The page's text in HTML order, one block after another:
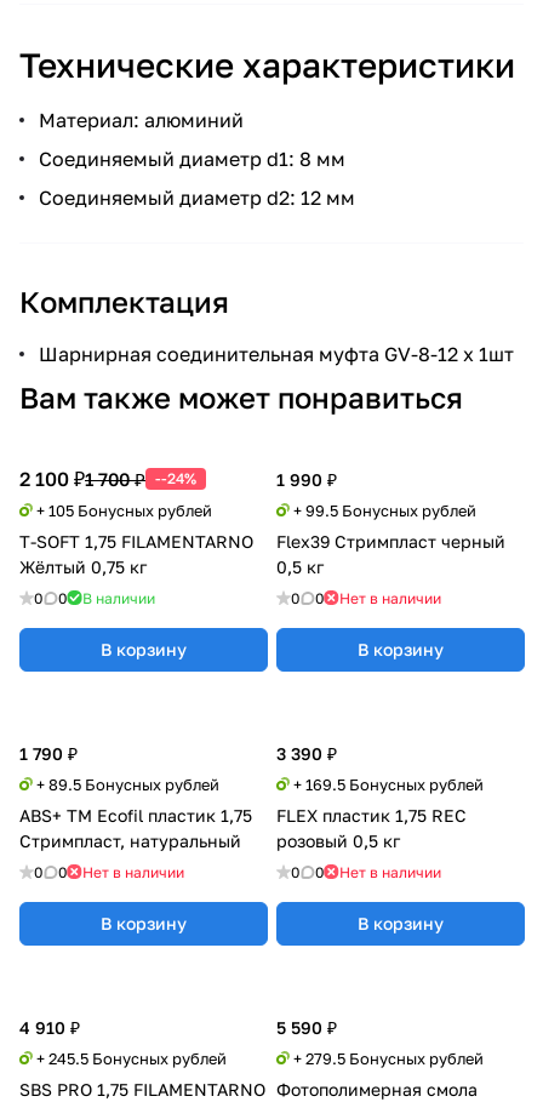
Технические характеристики
Материал: алюминий
Соединяемый диаметр d1: 8 мм
Соединяемый диаметр d2: 12 мм
Комплектация
Шарнирная соединительная муфта GV-8-12 х 1шт
Вам также может понравиться
2 100 ₽1 700 ₽ --24%
+ 105 Бонусных рублей
T-SOFT 1,75 FILAMENTARNO
Жёлтый 0,75 кг
0 0 В наличии
В корзину
1 990 ₽
+ 99.5 Бонусных рублей
Flex39 Стримпласт черный
0,5 кг
0 0 Нет в наличии
В корзину
3 390 ₽
+ 169.5 Бонусных рублей
FLEX пластик 1,75 REC
розовый 0,5 кг
0 0 Нет в наличии
В корзину
4 910 ₽
+ 245.5 Бонусных рублей
SBS PRO 1,75 FILAMENTARNO
5 590 ₽
+ 279.5 Бонусных рублей
Фотополимерная смола
1 790 ₽
+ 89.5 Бонусных рублей
ABS+ TM Ecofil пластик 1,75
Стримпласт, натуральный
0 0 Нет в наличии
В корзину